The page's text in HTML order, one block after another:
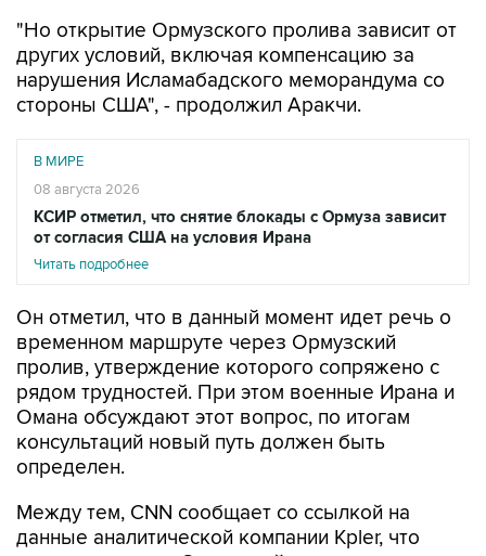
"Но открытие Ормузского пролива зависит от
других условий, включая компенсацию за
нарушения Исламабадского меморандума со
стороны США", - продолжил Аракчи.
В МИРЕ
08 августа 2026
КСИР отметил, что снятие блокады с Ормуза зависит
от согласия США на условия Ирана
Читать подробнее
Он отметил, что в данный момент идет речь о
временном маршруте через Ормузский
пролив, утверждение которого сопряжено с
рядом трудностей. При этом военные Ирана и
Омана обсуждают этот вопрос, по итогам
консультаций новый путь должен быть
определен.
Между тем, CNN сообщает со ссылкой на
данные аналитической компании Kpler, что